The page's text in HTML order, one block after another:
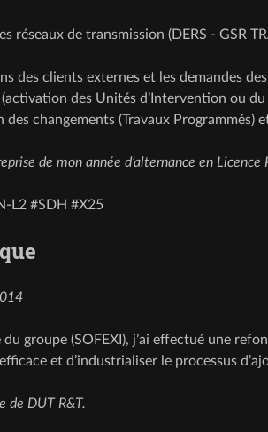
réseaux de transmission (DERS - GSR
des clients externes et les demandes
des Unités d’Intervention ou
changements (Travaux Programmés)
de mon année d’alternance en Licence
L2 #SDH #X25
groupe (SOFEXI), j’ai effectué une
et d’industrialiser le processus
de DUT R&T.